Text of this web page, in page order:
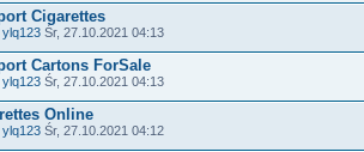
Cigarettes
ylq123 Śr, 27.10.2021 04:13
Cartons ForSale
ylq123 Śr, 27.10.2021 04:13
Online
ylq123 Śr, 27.10.2021 04:12